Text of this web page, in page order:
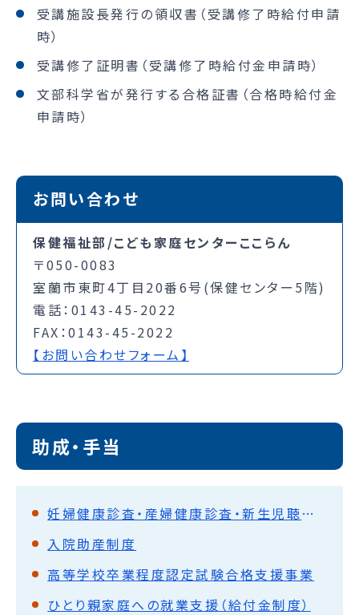
受講施設長発行の領収書（受講修了時給付申請
時）
受講修了証明書（受講修了時給付金申請時）
文部科学省が発行する合格証書（合格時給付金
申請時）
お問い合わせ
保健福祉部/こども家庭センターここらん
〒050-0083
室蘭市東町4丁目20番6号(保健センター5階)
電話：0143-45-2022
FAX：0143-45-2022
【お問い合わせフォーム】
助成・手当
妊婦健康診査・産婦健康診査・新生児聴覚検査・1か月児健康診査の償還払い
入院助産制度
高等学校卒業程度認定試験合格支援事業
ひとり親家庭への就業支援（給付金制度）